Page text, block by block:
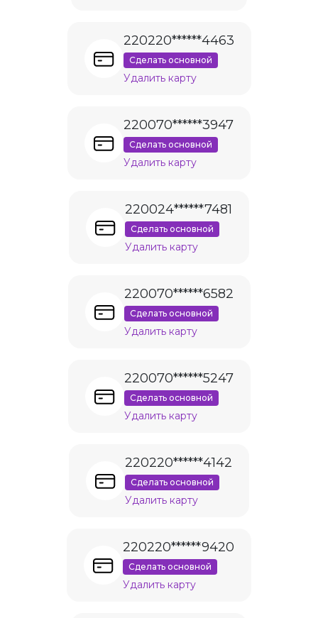
220220******4463
Сделать основной
Удалить карту
220070******3947
Сделать основной
Удалить карту
220024******7481
Сделать основной
Удалить карту
220070******6582
Сделать основной
Удалить карту
220070******5247
Сделать основной
Удалить карту
220220******4142
Сделать основной
Удалить карту
220220******9420
Сделать основной
Удалить карту